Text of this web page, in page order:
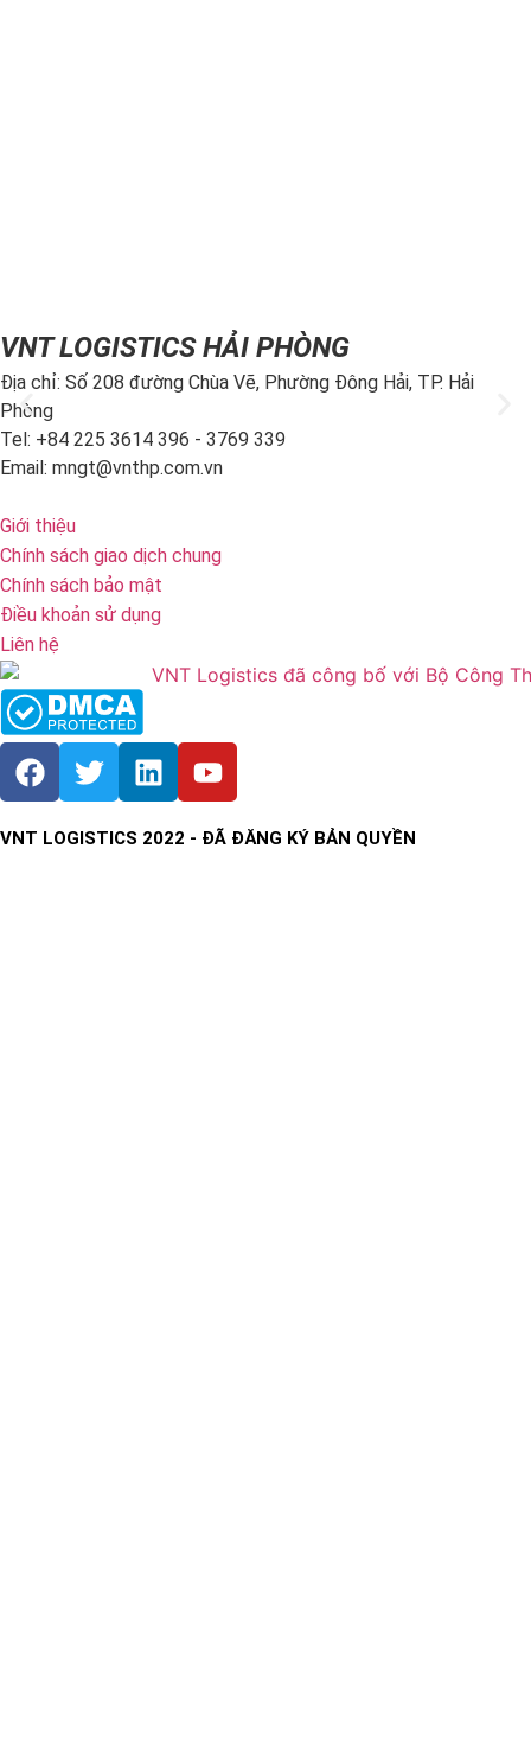
VNT LOGISTICS HẢI PHÒNG
Địa chỉ: Số 208 đường Chùa Vẽ, Phường Đông Hải, TP. Hải
Phòng
Tel: +84 225 3614 396 - 3769 339
Email: mngt@vnthp.com.vn
Giới thiệu
Chính sách giao dịch chung
Chính sách bảo mật
Điều khoản sử dụng
Liên hệ
VNT LOGISTICS 2022 - ĐÃ ĐĂNG KÝ BẢN QUYỀN